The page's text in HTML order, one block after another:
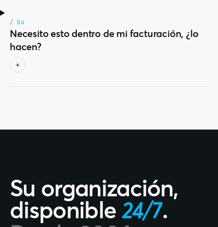
/ 04
Necesito esto dentro de mi facturación, ¿lo
hacen?
+
Su organización,
disponible24/7.